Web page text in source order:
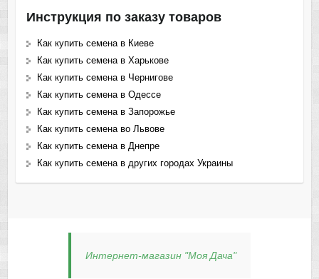
Инструкция по заказу товаров
Как купить семена в Киеве
Как купить семена в Харькове
Как купить семена в Чернигове
Как купить семена в Одессе
Как купить семена в Запорожье
Как купить семена во Львове
Как купить семена в Днепре
Как купить семена в других городах Украины
Интернет-магазин "Моя Дача"